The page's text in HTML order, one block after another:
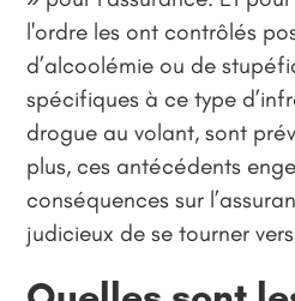
l'ordre les ont contrôlés
d’alcoolémie ou de
spécifiques à ce type
drogue au volant, sont
plus, ces antécédents
conséquences sur
judicieux de se tourner